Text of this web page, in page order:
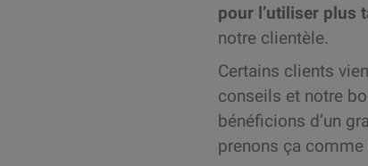
pour l’utiliser plus
notre clientèle.
Certains clients
conseils et notre
bénéficions d’un
prenons ça